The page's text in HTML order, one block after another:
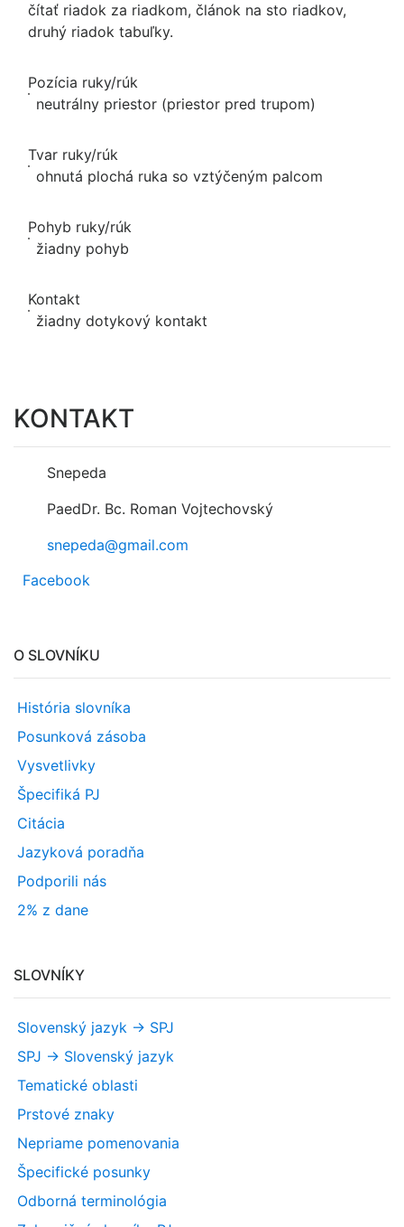
čítať riadok za riadkom, článok na sto riadkov,
druhý riadok tabuľky.
Pozícia ruky/rúk
neutrálny priestor (priestor pred trupom)
Tvar ruky/rúk
ohnutá plochá ruka so vztýčeným palcom
Pohyb ruky/rúk
žiadny pohyb
Kontakt
žiadny dotykový kontakt
KONTAKT
Snepeda
PaedDr. Bc. Roman Vojtechovský
snepeda@gmail.com
Facebook
O SLOVNÍKU
História slovníka
Posunková zásoba
Vysvetlivky
Špecifiká PJ
Citácia
Jazyková poradňa
Podporili nás
2% z dane
SLOVNÍKY
Slovenský jazyk -> SPJ
SPJ -> Slovenský jazyk
Tematické oblasti
Prstové znaky
Nepriame pomenovania
Špecifické posunky
Odborná terminológia